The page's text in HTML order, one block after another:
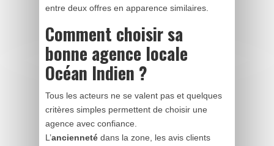
entre deux offres en apparence similaires.
Comment choisir sa
bonne agence locale
Océan Indien ?
Tous les acteurs ne se valent pas et quelques
critères simples permettent de choisir une
agence avec confiance.
L’ancienneté dans la zone, les avis clients